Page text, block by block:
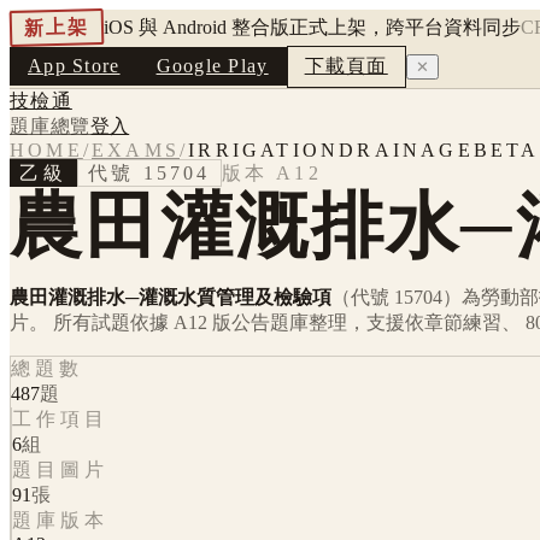
新上架 iOS 與 Android 整合版正式上架，跨平台資料同步
App Store
Google Play 下載頁面 ✕
技檢通
題庫總覽登入
HOME /EXAMS/IRRIGATIONDRAINAGEBETA
乙級
代號 15704 版本 A12
農田灌溉排水─
農田灌溉排水─灌溉水質管理及檢驗項 （代號 15704） 為勞動
片。 所有試題依據 A12 版公告題庫整理，支援依章節練習、
總題數
487題
工作項目
6組
題目圖片
91張
題庫版本